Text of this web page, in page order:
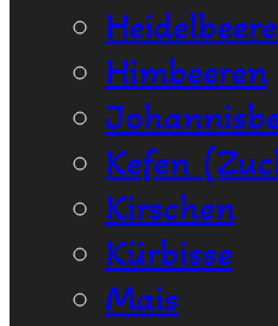
Himbeeren
Kefen
Kirschen
Kürbisse
Mais